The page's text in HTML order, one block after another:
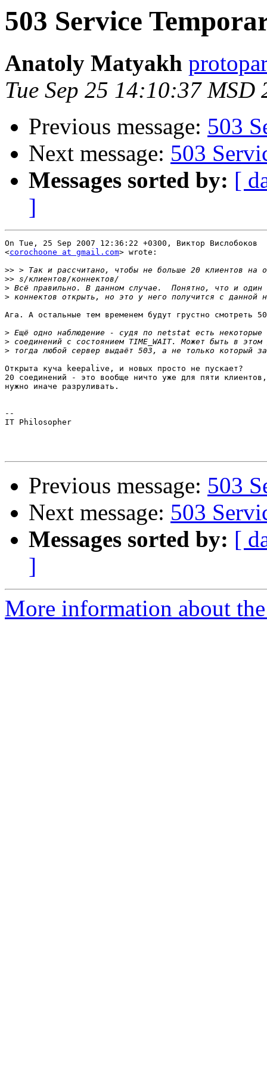
503 Service
Anatoly Matyakh
Tue Sep 25 14:10:37 MSD
Previous message: 503
Next message: 503
Messages sorted by: [
]
On Tue, 25 Sep 2007 12:36:22 +0300, Виктор Вислобоков
<corochoone at gmail.com> wrote:
>>
>>
>
>
Ага. А остальные тем временем будут грустно смотреть
>
>
>
Открыта куча keepalive, и новых просто не пускает?
20 соединений - это вообще ничто уже для пяти
нужно иначе разруливать.
--
IT Philosopher
Previous message: 503
Next message: 503
Messages sorted by: [
]
More information about